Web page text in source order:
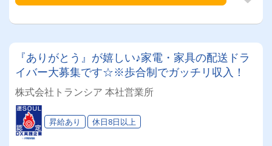
『ありがとう』が嬉しい♪家電・家具の配送ドラ
イバー大募集です☆※歩合制でガッチリ収入！
株式会社トランシア 本社営業所
昇給あり 休日8日以上